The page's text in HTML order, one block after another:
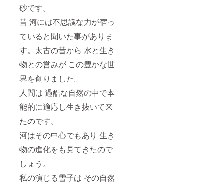
砂です。
昔 河には不思議な力が宿っ
ていると聞いた事がありま
す。太古の昔から 水と生き
物との営みが この豊かな世
界を創りました。
人間は 過酷な自然の中で本
能的に適応し生き抜いて来
たのです。
河はその中心でもあり 生き
物の進化をも見てきたので
しょう。
私の演じる雪子は その自然